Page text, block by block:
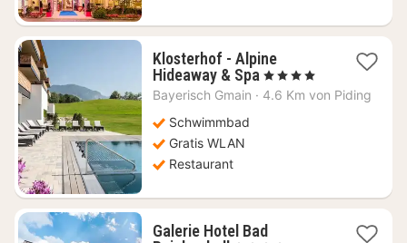
Klosterhof - Alpine
Hideaway & Spa 1
Nacht
, 4 Sterne
Bayerisch Gmain · 4.6 Km von Piding
Schwimmbad
Gratis WLAN
Restaurant
Galerie Hotel Bad